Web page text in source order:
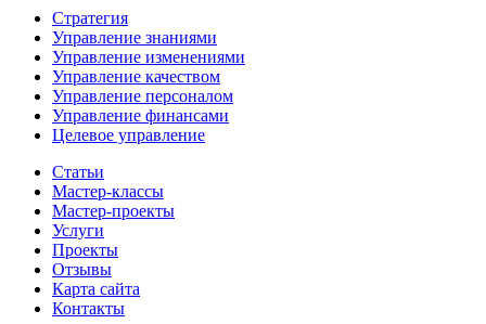
Стратегия
Управление знаниями
Управление изменениями
Управление качеством
Управление персоналом
Управление финансами
Целевое управление
Статьи
Мастер-классы
Мастер-проекты
Услуги
Проекты
Отзывы
Карта сайта
Контакты